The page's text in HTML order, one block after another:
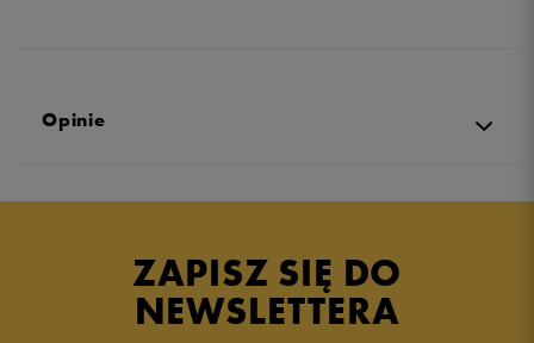
Opinie
ZAPISZ SIĘ DO
NEWSLETTERA